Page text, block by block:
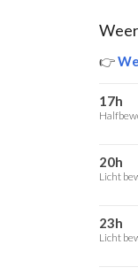
👉
17h
20h
Licht
23h
Licht